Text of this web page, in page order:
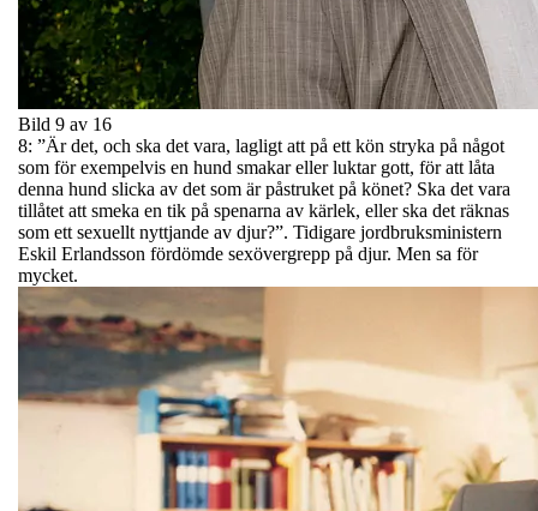
Bild 9 av 16
8: ”Är det, och ska det vara, lagligt att på ett kön stryka på något
som för exempelvis en hund smakar eller luktar gott, för att låta
denna hund slicka av det som är påstruket på könet? Ska det vara
tillåtet att smeka en tik på spenarna av kärlek, eller ska det räknas
som ett sexuellt nyttjande av djur?”. Tidigare jordbruksministern
Eskil Erlandsson fördömde sexövergrepp på djur. Men sa för
mycket.